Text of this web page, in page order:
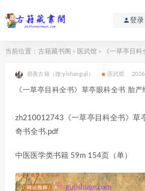
登录
当前位置： 古籍藏书阁 > 医武馆 > 《一草亭目科全书
易善古籍（微:yishanguji） 医武馆
《一草亭目科全书》草亭眼科全书 胎产
zh210012743《一草亭目科全书》草
奇书全书.pdf
中医医学类书籍 59m 154页（单）